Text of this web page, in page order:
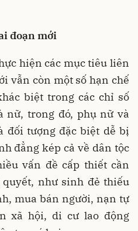
đoạn mới
hiện các mục tiêu liên
vẫn còn một số hạn chế
biệt trong các chỉ số
nữ, trong đó, phụ nữ và
đối tượng đặc biệt dễ bị
đẳng kép cả về dân tộc
vấn đề cấp thiết cần
như sinh đẻ thiếu
mua bán người, nạn tự
xã hội, di cư lao động